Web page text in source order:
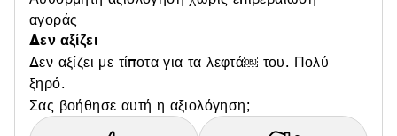
αγοράς
Δεν αξίζει
Δεν αξίζει με τίποτα για τα λεφτά￼ του. Πολύ
ξηρό.
Σας βοήθησε αυτή η αξιολόγηση;